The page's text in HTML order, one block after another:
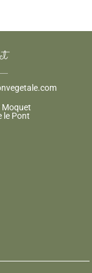
Moquet
le Pont